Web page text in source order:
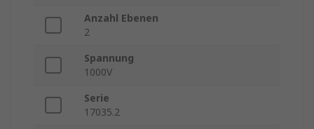
Anzahl Ebenen
2
Spannung
1000V
Serie
17035.2